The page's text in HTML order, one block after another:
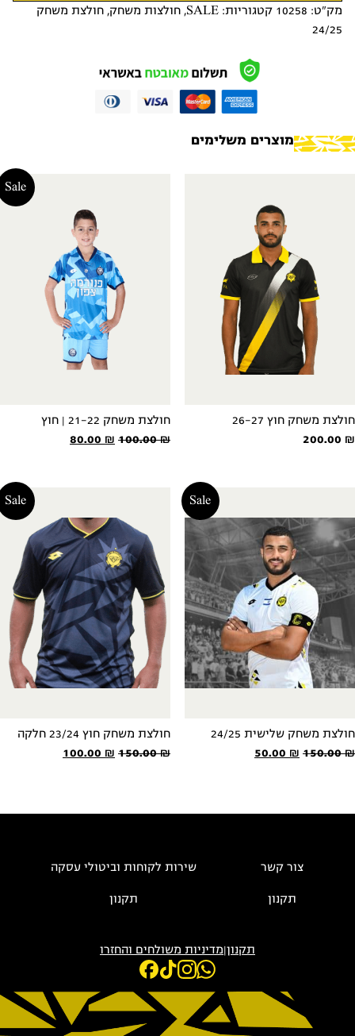
מק"ט: 10258 קטגוריות: SALE
, חולצות משחק, חולצת משחק
24/25
מוצרים משלימים
משחק חוץ 26-27
200.00
Sale
חולצת משחק 21-22 | חוץ
100.00₪
המחיר
80.00₪
המחיר
Sale
משחק שלישית 24/25
150.00המחיר
50.00₪
המחיר
Sale
חולצת משחק חוץ 23/24 חלקה
150.00₪
המחיר
100.00₪
המחיר
צור קשר שירות לקוחות וביטולי עסקה
תקנון תקנון
תקנון|מדיניות משולחים והחזרו